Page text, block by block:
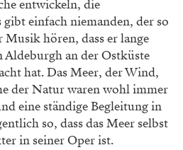
entwickeln, die
einfach niemanden, der so
hören, dass er lange
Aldeburgh an der Ostküste
hat. Das Meer, der Wind,
der Natur waren wohl immer
eine ständige Begleitung in
so, dass das Meer selbst
in seiner Oper ist.